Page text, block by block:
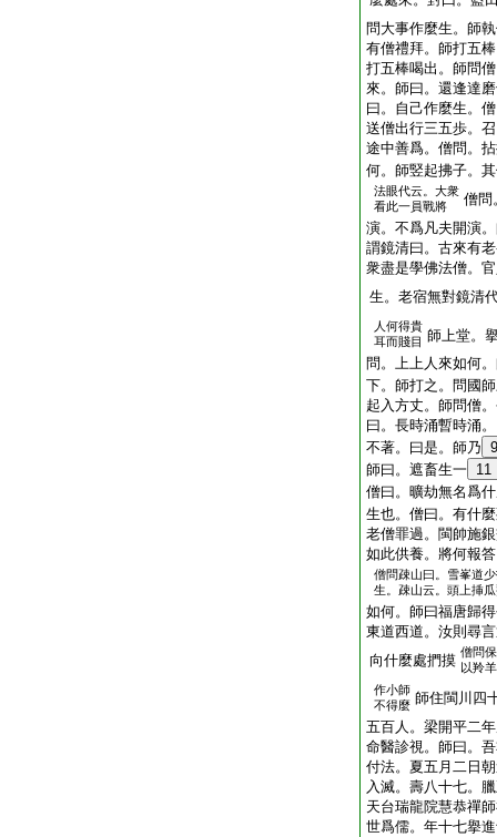
問大事作麼生。師
有僧禮拜。師打五
打五棒喝出。師問
來。師曰。還逢達
曰。自己作麼生。
送僧出行三五歩。
途中善爲。僧問。
何。師竪起拂子。
法眼代云。大衆
看此一員戰將
僧問
演。不爲凡夫開演
謂鏡清曰。古來有
衆盡是學佛法僧。
生。老宿無對鏡清
人何得貴
耳而賤目 師上堂。
問。上上人來如何
下。師打之。問國
起入方丈。師問僧
曰。長時涌暫時涌
不著。曰是。師乃 9
師曰。遮畜生一 11
僧曰。曠劫無名爲
生也。僧曰。有什
老僧罪過。閩帥施
如此供養。將何報
僧問疎山曰。雪峯道
生。疎山云。頭上挿
如何。師曰福唐歸
東道西道。汝則尋
向什麼處捫摸 僧問
以羚
作小師
不得麼 師住閩川四
五百人。梁開平二
命醫診視。師曰。
付法。夏五月二日
入滅。壽八十七。
天台瑞龍院慧恭禪
世爲儒。年十七擧